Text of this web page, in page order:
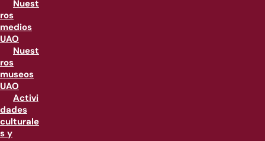
Nuest
ros
medios
UAO
Nuest
ros
museos
UAO
Activi
dades
culturale
s y